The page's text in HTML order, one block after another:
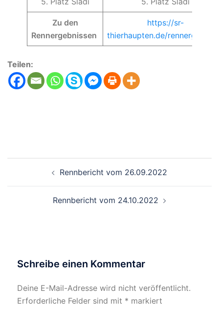
Zu den
Rennergebnissen
https://sr-
thierhaupten.de/
Teilen:
Rennbericht vom 26.09.2022
Rennbericht vom 24.10.2022
Schreibe einen Kommentar
Deine E-Mail-Adresse wird nicht veröffentlicht.
Erforderliche Felder sind mit * markiert